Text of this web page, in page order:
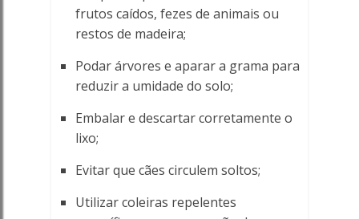
frutos caídos, fezes de animais ou
restos de madeira;
Podar árvores e aparar a grama para
reduzir a umidade do solo;
Embalar e descartar corretamente o
lixo;
Evitar que cães circulem soltos;
Utilizar coleiras repelentes